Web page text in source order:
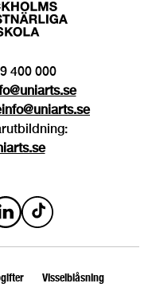
400 000
Visselblåsning